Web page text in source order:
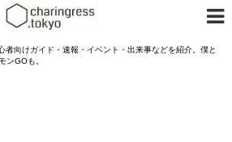
者向けガイド・速報・イベント・出来事などを紹介。僕と
ンGOも。